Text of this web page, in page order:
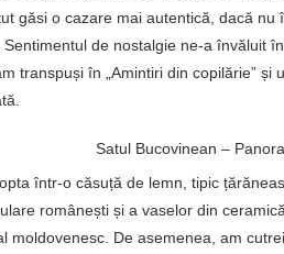
găsi o cazare mai autentică, dacă nu
Sentimentul de nostalgie ne-a învăluit
transpuși în „Amintiri din copilărie”
Satul Bucovinean –
într-o căsuță de lemn, tipic
românești și a vaselor din
moldovenesc. De asemenea, am